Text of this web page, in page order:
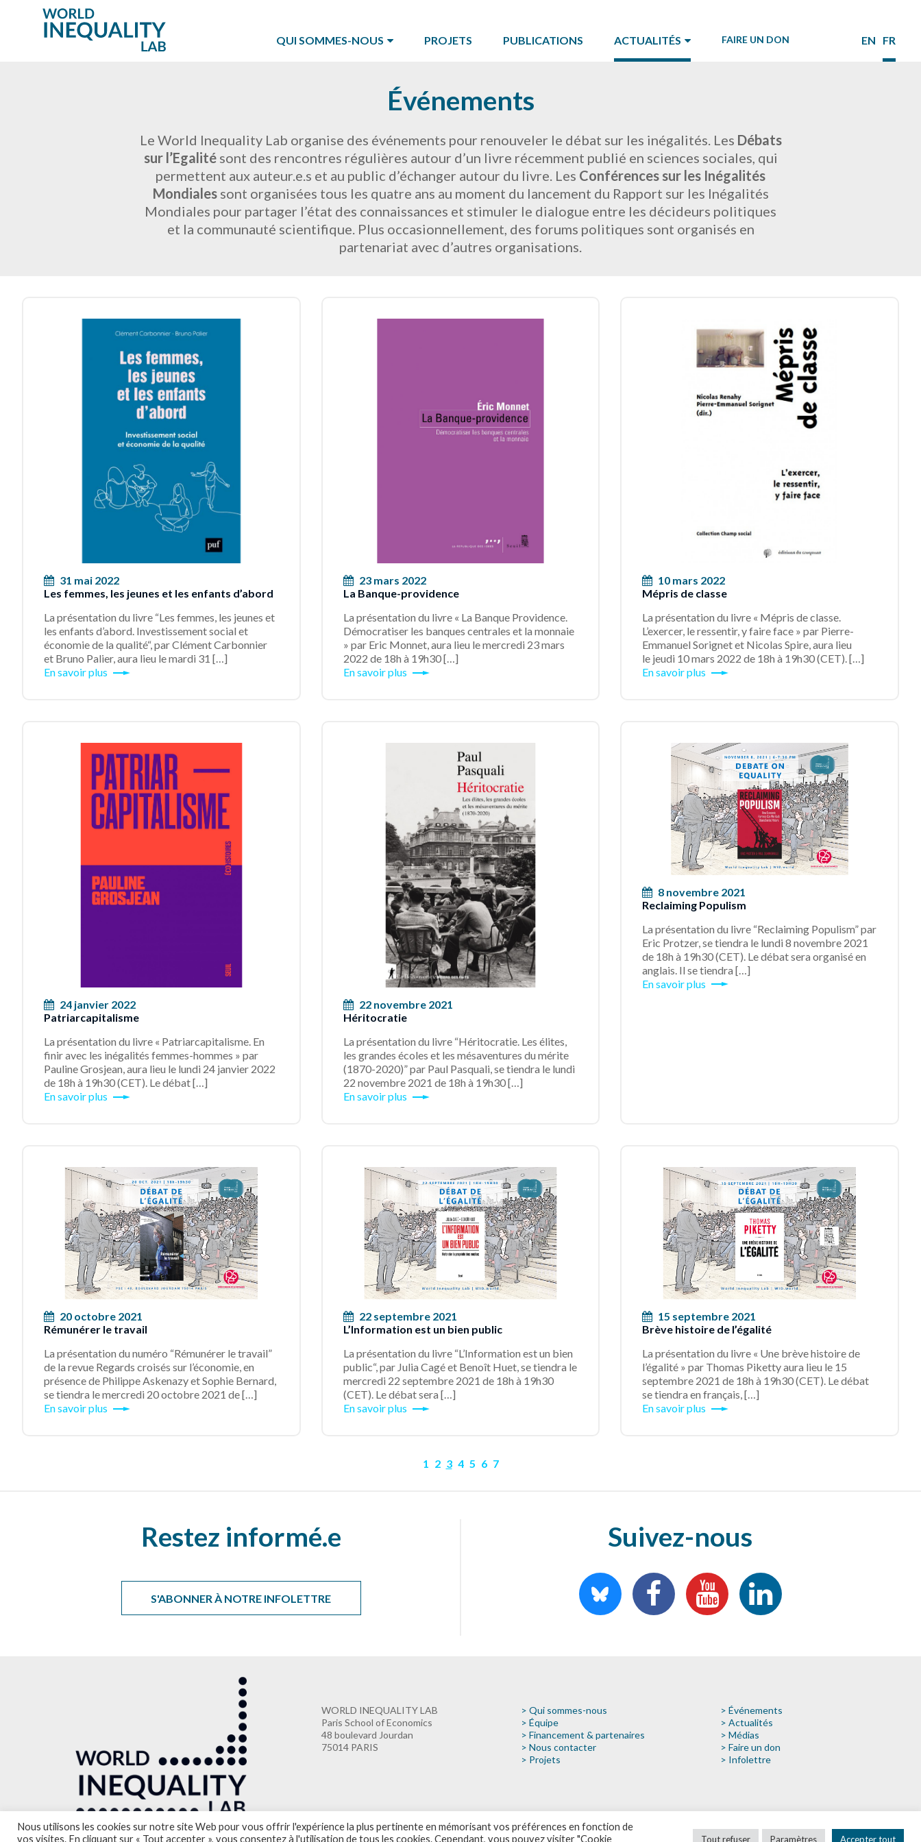
QUI SOMMES-NOUS PROJETS PUBLICATIONS ACTUALITÉS FAIRE UN DON EN FR
Événements
Le World Inequality Lab organise des événements pour renouveler le débat sur les inégalités. Les Débats
sur l’Egalitésont des rencontres régulières autour d’un livre récemment publié en sciences sociales, qui
permettent aux auteur.e.s et au public d’échanger autour du livre. Les Conférences sur les Inégalités
Mondialessont organisées tous les quatre ans au moment du lancement du Rapport sur les Inégalités
Mondiales pour partager l’état des connaissances et stimuler le dialogue entre les décideurs politiques
et la communauté scientifique. Plus occasionnellement, des forums politiques sont organisés en
partenariat avec d’autres organisations.
31 mai 2022
Les femmes, les jeunes et les enfants d’abord
La présentation du livre “Les femmes, les jeunes et
les enfants d’abord. Investissement social et
économie de la qualité“, par Clément Carbonnier
et Bruno Palier, aura lieu le mardi 31 […]
En savoir plus
23 mars 2022
La Banque-providence
La présentation du livre « La Banque Providence.
Démocratiser les banques centrales et la monnaie
» par Eric Monnet, aura lieu le mercredi 23 mars
2022 de 18h à 19h30 […]
En savoir plus
10 mars 2022
Mépris de classe
La présentation du livre « Mépris de classe.
L’exercer, le ressentir, y faire face » par Pierre-
Emmanuel Sorignet et Nicolas Spire, aura lieu
le jeudi 10 mars 2022 de 18h à 19h30 (CET). […]
En savoir plus
24 janvier 2022
Patriarcapitalisme
La présentation du livre « Patriarcapitalisme. En
finir avec les inégalités femmes-hommes » par
Pauline Grosjean, aura lieu le lundi 24 janvier 2022
de 18h à 19h30 (CET). Le débat […]
En savoir plus
22 novembre 2021
Héritocratie
La présentation du livre “Héritocratie. Les élites,
les grandes écoles et les mésaventures du mérite
(1870-2020)” par Paul Pasquali, se tiendra le lundi
22 novembre 2021 de 18h à 19h30 […]
En savoir plus
8 novembre 2021
Reclaiming Populism
La présentation du livre “Reclaiming Populism” par
Eric Protzer, se tiendra le lundi 8 novembre 2021
de 18h à 19h30 (CET). Le débat sera organisé en
anglais. Il se tiendra […]
En savoir plus
20 octobre 2021
Rémunérer le travail
La présentation du numéro “Rémunérer le travail”
de la revue Regards croisés sur l’économie, en
présence de Philippe Askenazy et Sophie Bernard,
se tiendra le mercredi 20 octobre 2021 de […]
En savoir plus
22 septembre 2021
L’Information est un bien public
La présentation du livre “L’Information est un bien
public“, par Julia Cagé et Benoît Huet, se tiendra le
mercredi 22 septembre 2021 de 18h à 19h30
(CET). Le débat sera […]
En savoir plus
15 septembre 2021
Brève histoire de l’égalité
La présentation du livre « Une brève histoire de
l’égalité » par Thomas Piketty aura lieu le 15
septembre 2021 de 18h à 19h30 (CET). Le débat
se tiendra en français, […]
En savoir plus
1 2 3 4 5 6 7
Restez informé.e
S'ABONNER À NOTRE INFOLETTRE
Suivez-nous
WORLD INEQUALITY LAB
Paris School of Economics
48 boulevard Jourdan
75014 PARIS
> Qui sommes-nous
> Équipe
> Financement & partenaires
> Nous contacter
> Projets
> Événements
> Actualités
> Médias
> Faire un don
> Infolettre
Nous utilisons les cookies sur notre site Web pour vous offrir l'expérience la plus pertinente en mémorisant vos préférences en fonction de
vos visites. En cliquant sur « Tout accepter », vous consentez à l'utilisation de tous les cookies. Cependant, vous pouvez visiter "Cookie
Tout refuser Paramètres Accepter tout